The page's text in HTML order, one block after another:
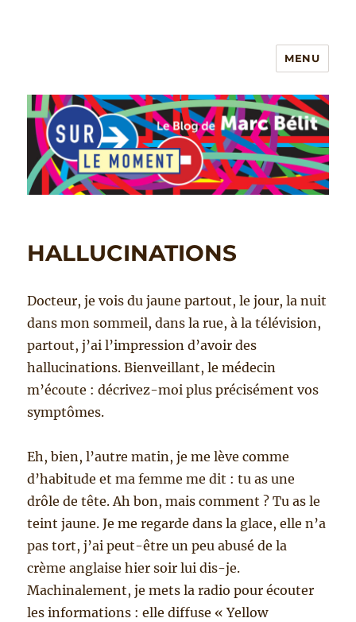
MENU
HALLUCINATIONS
Docteur, je vois du jaune partout, le jour, la nuit
dans mon sommeil, dans la rue, à la télévision,
partout, j’ai l’impression d’avoir des
hallucinations. Bienveillant, le médecin
m’écoute : décrivez-moi plus précisément vos
symptômes.
Eh, bien, l’autre matin, je me lève comme
d’habitude et ma femme me dit : tu as une
drôle de tête. Ah bon, mais comment ? Tu as le
teint jaune. Je me regarde dans la glace, elle n’a
pas tort, j’ai peut-être un peu abusé de la
crème anglaise hier soir lui dis-je.
Machinalement, je mets la radio pour écouter
les informations : elle diffuse « Yellow